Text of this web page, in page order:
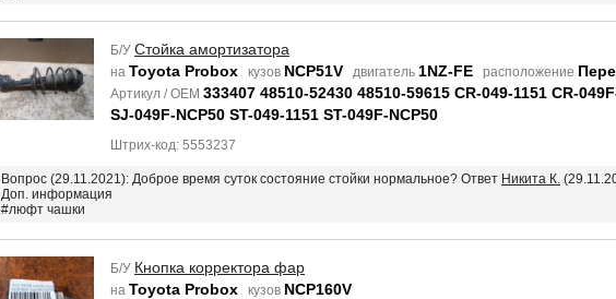
Б/У Стойка амортизатора
на Toyota Probox кузов NCP51V двигатель 1NZ-FE расположение
Артикул / OEM 333407 48510-52430 48510-59615 CR-049-1151 CR-
SJ-049F-NCP50 ST-049-1151 ST-049F-NCP50
Штрих-код: 5553237
Вопрос (29.11.2021): Доброе время суток состояние стойки нормальное? Ответ Никита К.
Доп. информация
#люфт чашки
Б/У Кнопка корректора фар
на Toyota Probox кузов NCP160V